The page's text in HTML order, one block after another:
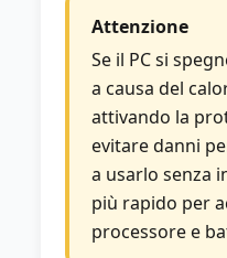
Attenzione
Se il PC si
a causa del
attivando la
evitare danni
a usarlo senza
più rapido per
processore e